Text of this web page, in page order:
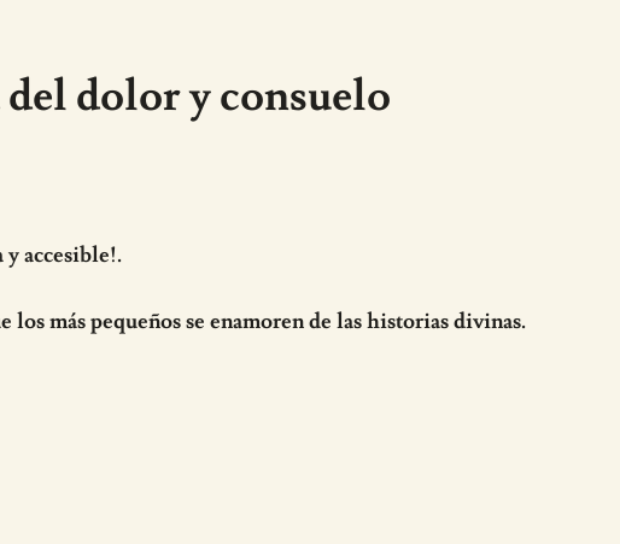
dolor y consuelo
y accesible!.
los más pequeños se enamoren de las historias divinas.